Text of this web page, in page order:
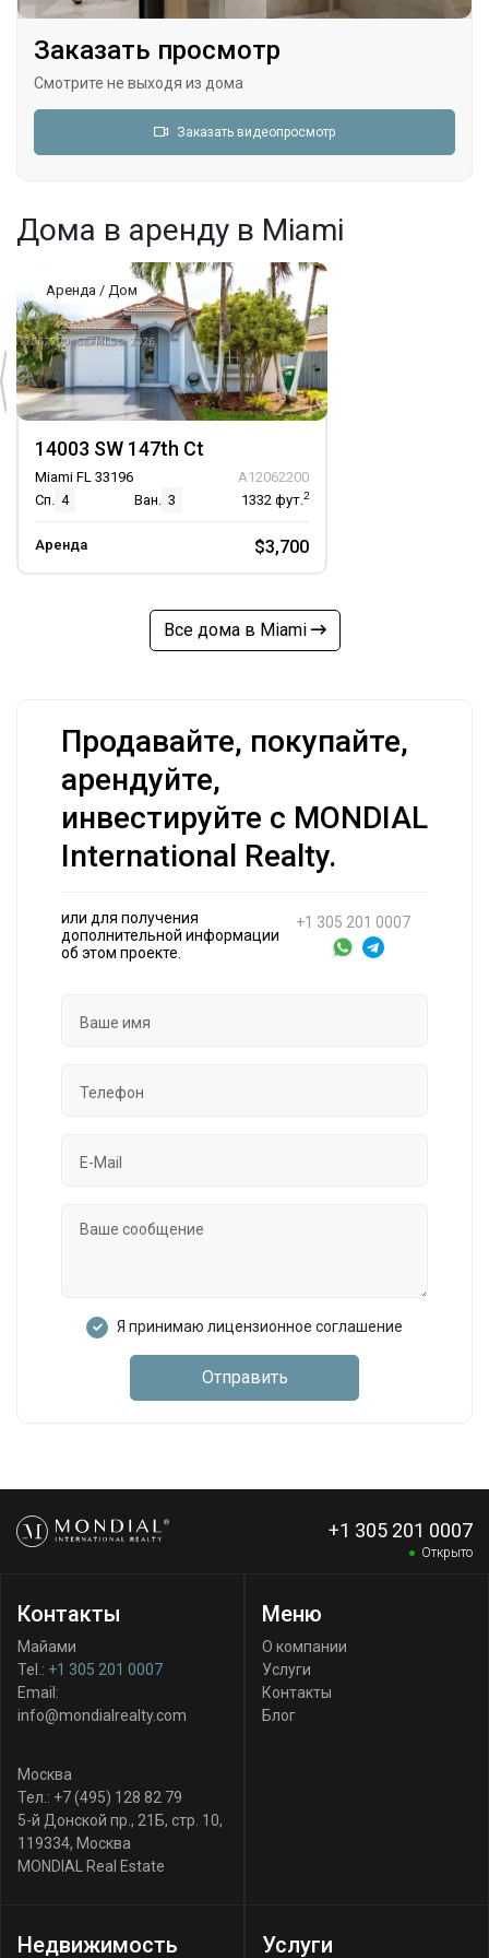
Заказать просмотр
Смотрите не выходя из дома
Заказать видеопросмотр
Дома в аренду в Miami
Аренда / Дом
14003 SW 147th Ct
Miami FL 33196
A12062200
Сп. 4 Ван. 3 1332 фут.2
Аренда $3,700
Все дома в Miami
Продавайте, покупайте,
арендуйте,
инвестируйте с MONDIAL
International Realty.
или для получения
дополнительной информации
об этом проекте.
+1 305 201 0007
Я принимаю лицензионное соглашение
Отправить
+1 305 201 0007
Открыто
Контакты
Майами
Tel.: +1 305 201 0007
Email:
info@mondialrealty.com
Москва
Тел.: +7 (495) 128 82 79
5-й Донской пр., 21Б, стр. 10,
119334, Москва
MONDIAL Real Estate
Меню
О компании
Услуги
Контакты
Блог
Недвижимость Услуги